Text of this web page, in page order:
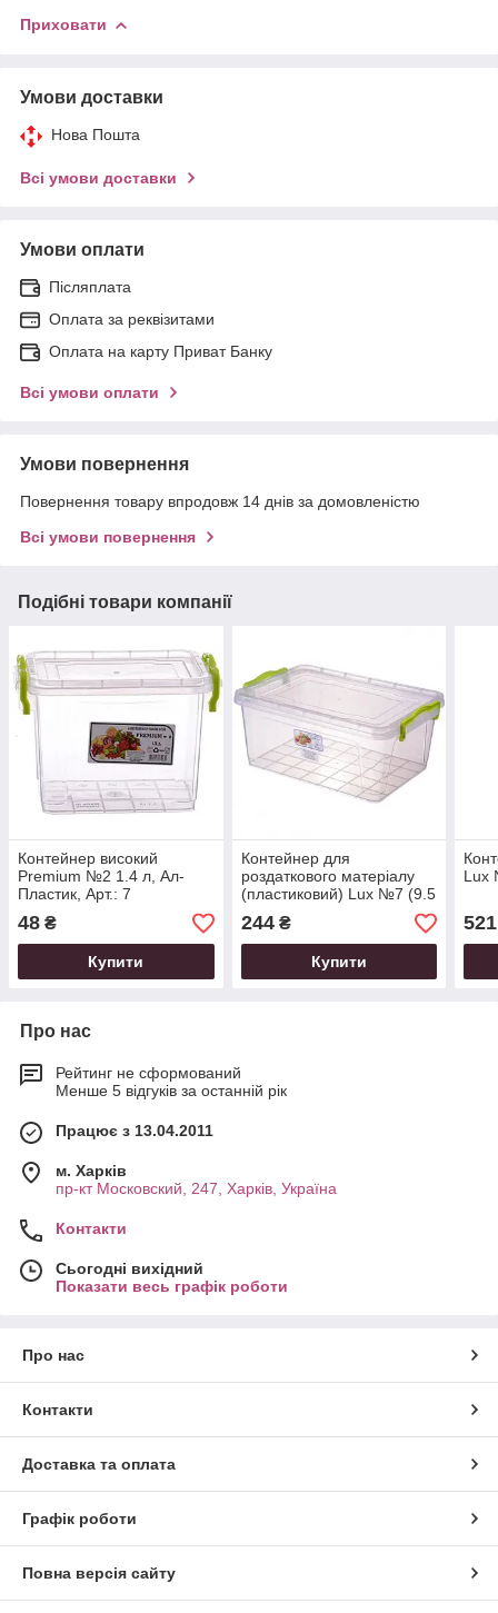
Приховати
Умови доставки
Нова Пошта
Всі умови доставки
Умови оплати
Післяплата
Оплата за реквізитами
Оплата на карту Приват Банку
Всі умови оплати
Умови повернення
Повернення товару впродовж 14 днів за домовленістю
Всі умови повернення
Подібні товари компанії
Контейнер високий
Premium №2 1.4 л, Ал-
Пластик, Арт.: 7
48 ₴
Купити
Контейнер для
роздаткового матеріалу
(пластиковий) Lux №7 (9.5
л) (375*255*166 мм)
244₴
Купити
Lux
521
Про нас
Рейтинг не сформований
Менше 5 відгуків за останній рік
Працює з 13.04.2011
м. Харків
пр-кт Московский, 247, Харків, Україна
Контакти
Сьогодні вихідний
Показати весь графік роботи
Про нас
Контакти
Доставка та оплата
Графік роботи
Повна версія сайту